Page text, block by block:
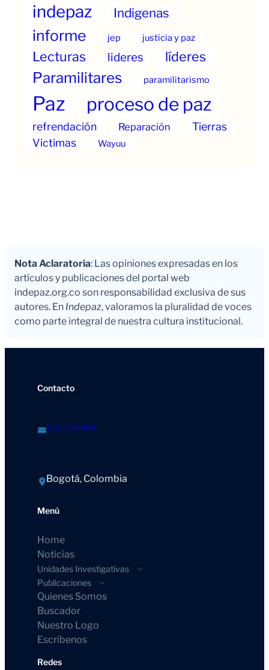
indepaz Indigenas
informe jep justicia y paz
Lecturas lideres líderes
Paramilitares paramilitarismo
Paz proceso de paz
refrendación Reparación
Tierras
Victimas
Wayuu
Nota Aclaratoria: Las opiniones expresadas en los
artículos y publicaciones del portal web
indepaz.org.co son responsabilidad exclusiva de sus
autores. En Indepaz, valoramos la pluralidad de voces
como parte integral de nuestra cultura institucional.
Contacto
Escríbenos
Bogotá, Colombia
Menú
Home
Noticias
Unidades Investigativas
Publicaciones
Quienes Somos
Buscador
Nuestro Logo
Escribenos
Redes